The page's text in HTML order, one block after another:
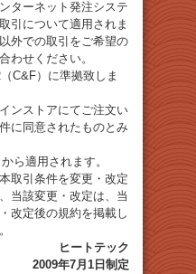
ターネット発注システ
引について適用されま
外での取引をご希望の
わせください。
C&F）に準拠致しま
ンストアにてご注文い
に同意されたものとみ
ら適用されます。
取引条件を変更・改定
当該変更・改定は、当
改定後の規約を掲載し
ヒートテック
2009年7月1日制定